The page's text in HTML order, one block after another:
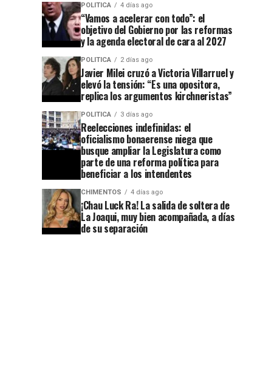
POLITICA 4 días ago
“Vamos a acelerar con todo”: el
objetivo del Gobierno por las reformas
y la agenda electoral de cara al 2027
POLITICA 2 días ago
Javier Milei cruzó a Victoria Villarruel y
elevó la tensión: “Es una opositora,
replica los argumentos kirchneristas”
POLITICA 3 días ago
Reelecciones indefinidas: el
oficialismo bonaerense niega que
busque ampliar la Legislatura como
parte de una reforma política para
beneficiar a los intendentes
CHIMENTOS 4 días ago
¡Chau Luck Ra! La salida de soltera de
La Joaqui, muy bien acompañada, a días
de su separación